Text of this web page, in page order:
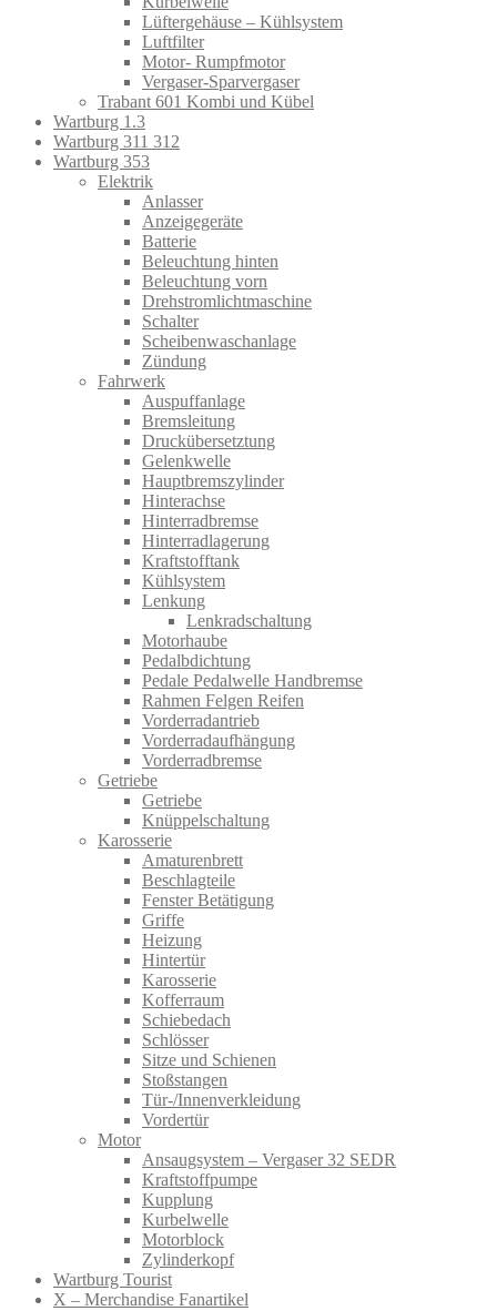
Lüftergehäuse – Kühlsystem
Luftfilter
Motor- Rumpfmotor
Vergaser-Sparvergaser
Trabant 601 Kombi und Kübel
Wartburg 1.3
Wartburg 311 312
Wartburg 353
Elektrik
Anlasser
Anzeigegeräte
Batterie
Beleuchtung hinten
Beleuchtung vorn
Drehstromlichtmaschine
Schalter
Scheibenwaschanlage
Zündung
Fahrwerk
Auspuffanlage
Bremsleitung
Druckübersetztung
Gelenkwelle
Hauptbremszylinder
Hinterachse
Hinterradbremse
Hinterradlagerung
Kraftstofftank
Kühlsystem
Lenkung
Lenkradschaltung
Motorhaube
Pedalbdichtung
Pedale Pedalwelle Handbremse
Rahmen Felgen Reifen
Vorderradantrieb
Vorderradaufhängung
Vorderradbremse
Getriebe
Getriebe
Knüppelschaltung
Karosserie
Amaturenbrett
Beschlagteile
Fenster Betätigung
Griffe
Heizung
Hintertür
Karosserie
Kofferraum
Schiebedach
Schlösser
Sitze und Schienen
Stoßstangen
Tür-/Innenverkleidung
Vordertür
Motor
Ansaugsystem – Vergaser 32 SEDR
Kraftstoffpumpe
Kupplung
Kurbelwelle
Motorblock
Zylinderkopf
Wartburg Tourist
X – Merchandise Fanartikel